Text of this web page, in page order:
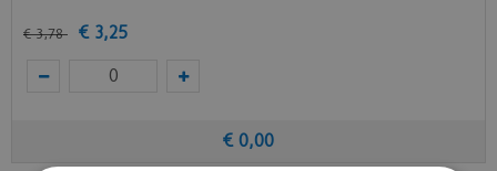
€ 3,78 € 3,25
€ 0,00